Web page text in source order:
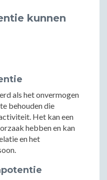
kunnen
als het onvermogen
behouden die
Het kan een
hebben en kan
en het